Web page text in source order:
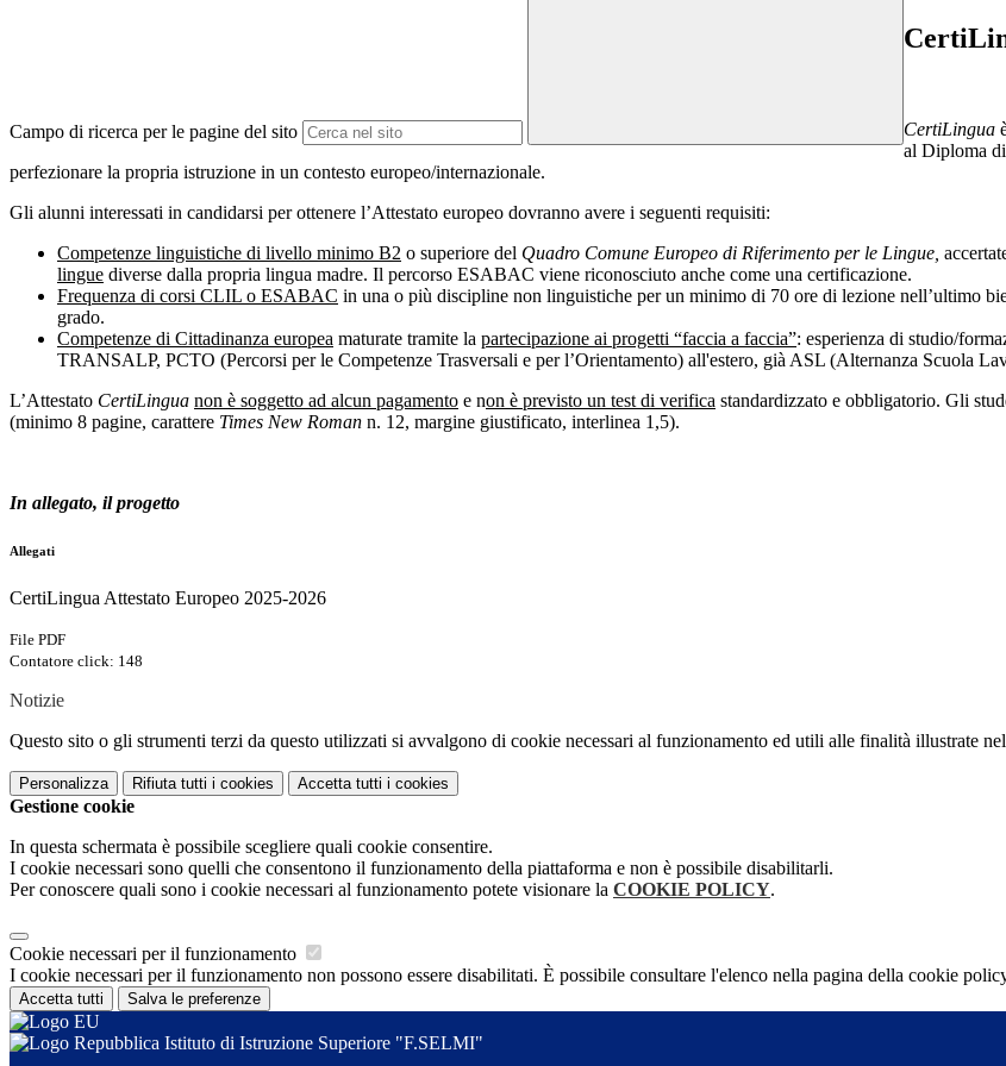
Campo di ricerca per le pagine del sito CertiLingua
al Diploma
perfezionare la propria istruzione in un contesto europeo/internazionale.
Gli alunni interessati in candidarsi per ottenere l’Attestato europeo dovranno avere i seguenti requisiti:
Competenze linguistiche di livello minimo B2 o superiore del Quadro Comune Europeo di Riferimento per le Lingue,
lingue diverse dalla propria lingua madre. Il percorso ESABAC viene riconosciuto anche come una certificazione.
Frequenza di corsi CLIL o ESABAC in una o più discipline non linguistiche per un minimo di 70 ore di lezione nell’ultimo
grado.
Competenze di Cittadinanza europea maturate tramite la partecipazione ai progetti “faccia a faccia”: esperienza di studio/
TRANSALP, PCTO (Percorsi per le Competenze Trasversali e per l’Orientamento) all'estero, già ASL (Alternanza Scuola
L’Attestato CertiLingua non è soggetto ad alcun pagamento e non è previsto un test di verifica standardizzato e obbligatorio. Gli
(minimo 8 pagine, carattere Times New Roman n. 12, margine giustificato, interlinea 1,5).
In allegato, il progetto
Allegati
CertiLingua Attestato Europeo 2025-2026
File PDF
Contatore click: 148
Notizie
Questo sito o gli strumenti terzi da questo utilizzati si avvalgono di cookie necessari al funzionamento ed utili alle finalità illustrate
Personalizza Rifiuta tutti i cookies Accetta tutti i cookies
Gestione cookie
In questa schermata è possibile scegliere quali cookie consentire.
I cookie necessari sono quelli che consentono il funzionamento della piattaforma e non è possibile disabilitarli.
Per conoscere quali sono i cookie necessari al funzionamento potete visionare la COOKIE POLICY.
Cookie necessari per il funzionamento
I cookie necessari per il funzionamento non possono essere disabilitati. È possibile consultare l'elenco nella pagina della cookie
Accetta tutti Salva le preferenze
Istituto di Istruzione Superiore "F.SELMI"